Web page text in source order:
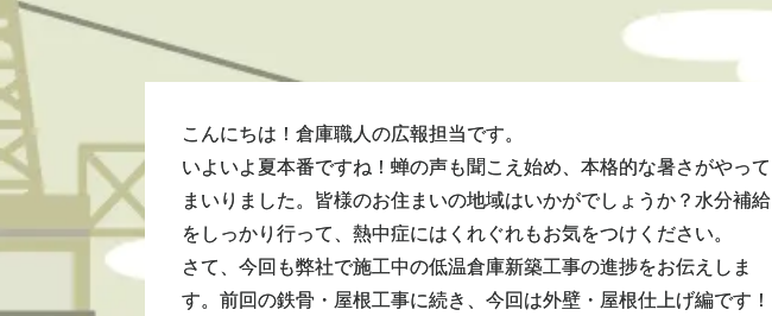
こんにちは！倉庫職人の広報担当です。
いよいよ夏本番ですね！蝉の声も聞こえ始め、本格的な暑さがやって
まいりました。皆様のお住まいの地域はいかがでしょうか？水分補給
をしっかり行って、熱中症にはくれぐれもお気をつけください。
さて、今回も弊社で施工中の低温倉庫新築工事の進捗をお伝えしま
す。前回の鉄骨・屋根工事に続き、今回は外壁・屋根仕上げ編です！